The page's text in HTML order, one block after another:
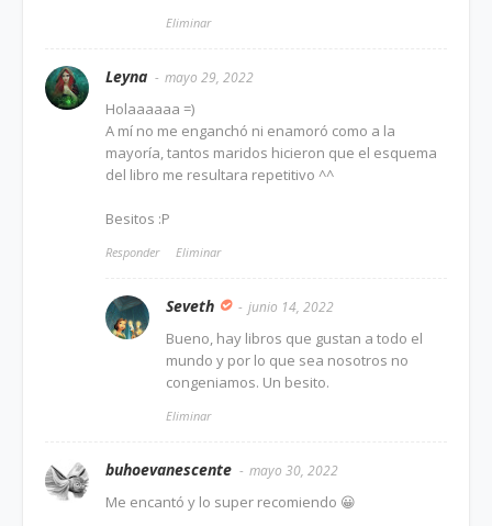
Eliminar
Leyna mayo 29, 2022
Holaaaaaa =)
A mí no me enganchó ni enamoró como a la
mayoría, tantos maridos hicieron que el esquema
del libro me resultara repetitivo ^^
Besitos :P
Responder Eliminar
Seveth junio 14, 2022
Bueno, hay libros que gustan a todo el
mundo y por lo que sea nosotros no
congeniamos. Un besito.
Eliminar
buhoevanescente mayo 30, 2022
Me encantó y lo super recomiendo 😀